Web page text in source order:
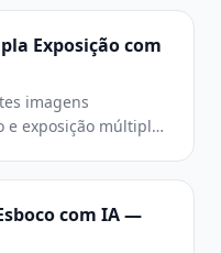
Exposição com
imagens
e exposição múltipla
com IA —